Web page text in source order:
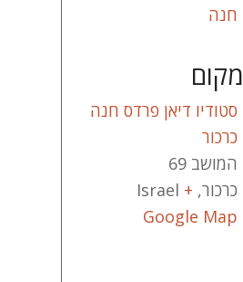
חנה
מקום
סטודיו דיאן פרדס חנה
כרכור
המושב 69
כרכור,
Israel +
Google Map